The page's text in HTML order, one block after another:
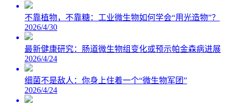
不靠植物，不靠糖：工业微生物如何学会“用光造物”？
2026/4/30
最新健康研究：肠道微生物组变化或预示帕金森病进展
2026/4/24
细菌不是敌人：你身上住着一个“微生物军团”
2026/4/24